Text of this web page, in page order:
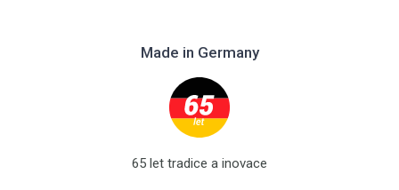
Made in Germany
65 let tradice a inovace